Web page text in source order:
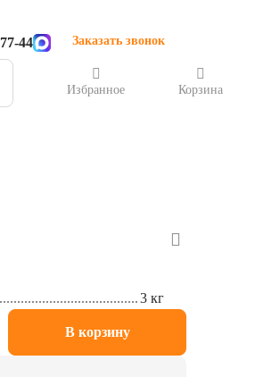
44 Заказать звонок
Избранное Корзина
3 кг
В корзину